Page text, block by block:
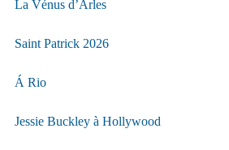
La Vénus d’Arles
Saint Patrick 2026
Á Rio
Jessie Buckley à Hollywood